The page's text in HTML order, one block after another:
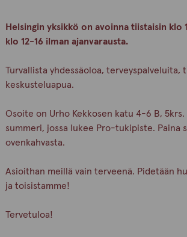
Helsingin yksikkö on avoinna tiistaisin klo
klo 12-16 ilman ajanvarausta.
Turvallista yhdessäoloa, terveyspalveluita,
keskusteluapua.
Osoite on Urho Kekkosen katu 4-6 B, 5krs.
summeri, jossa lukee Pro-tukipiste. Paina
ovenkahvasta.
Asioithan meillä vain terveenä. Pidetään
ja toisistamme!
Tervetuloa!